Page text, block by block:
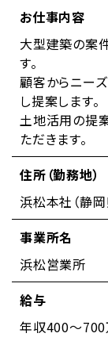
お仕事内容
大型建築の案
す。
顧客からニー
し提案します。
土地活用の提
ただきます。
住所（勤務地）
浜松本社（静
事業所名
浜松営業所
給与
年収400～700